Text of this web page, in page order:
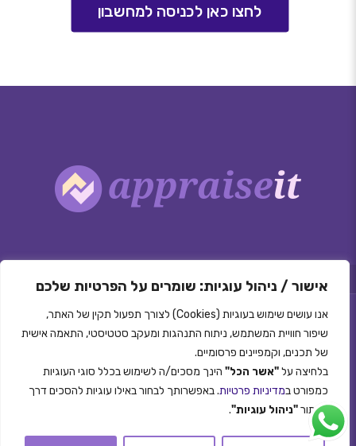
אישור / ניהול עוגיות: שומרים על הפרטיות שלכם
אנו עושים שימוש בעוגיות (Cookies) לצורך תפעול תקין של האתר,
שיפור חוויית המשתמש, ניתוח התנהגות ומעקב סטטיסטי, התאמה אישית
של תכנים, וקמפיינים פרסומיים.
בלחיצה על"אשר הכל" הינך מסכים/ה לשימוש בכלל סוגי העוגיות
כמפורט במדיניות פרטיות. באפשרותך לבחור באילו עוגיות להסכים דרך
כפתור"ניהול עוגיות".
לחצו כאן לכניסה למחשבון
תקנון האתר|ביאורים|מדיניות פרטיות
Appraiseit ©
עיצוב ובניית אתרים -